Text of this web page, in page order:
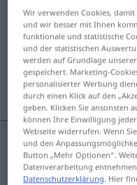
sporadj
Übersicht aller
(Für mehr Details die
langsam, träge,
langsam,träge,
Wir verwenden Cookies,
und wir besser mit Ihnen
funktionale und statistische
und der statistischen
werden auf Grundlage
gespeichert. Marketing-
personalisierter Werbung
durch einen Klick auf den
geben. Klicken Sie ansonsten
können Ihre Einwilligung
Webseite widerrufen. Wenn
und den
Button „Mehr Optionen“.
Datenverarbeitung
Datenschutzerklärung. Hier